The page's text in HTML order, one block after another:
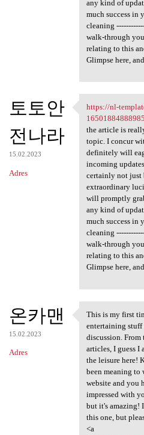
any kind of
much success in
cleaning
walk-through
relating to this
Glimpse here,
토토안
전나라
15.02.2023
Adres
https://nl-
https://nl-
the article is
topic. I concur
definitely will
incoming
certainly not just
extraordinary
will promptly
any kind of
much success in
cleaning
walk-through
relating to this
Glimpse here,
온카맨
15.02.2023
Adres
This is my
This is my first
entertaining
discussion. From
articles, I guess
the leisure here!
been meaning
website and you
impressed with
but it's amazing!
this one, but
<a